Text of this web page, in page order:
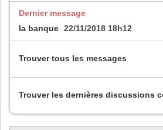
Dernier message
la banque 22/11/2018 18h12
Trouver tous les messages
Trouver les dernières discussions